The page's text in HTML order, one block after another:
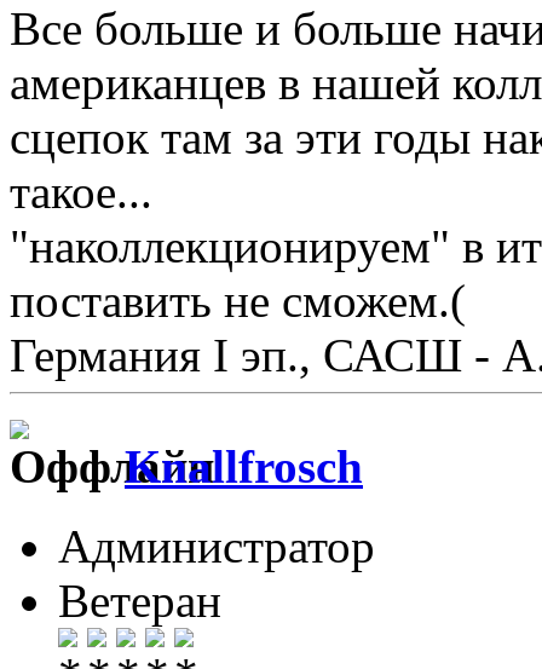
Все больше и больше
американцев в нашей
сцепок там за эти годы
такое...
"наколлекционируем" в
поставить не сможем.(
Германия I эп., САСШ -
Knallfrosch
Администратор
Ветеран